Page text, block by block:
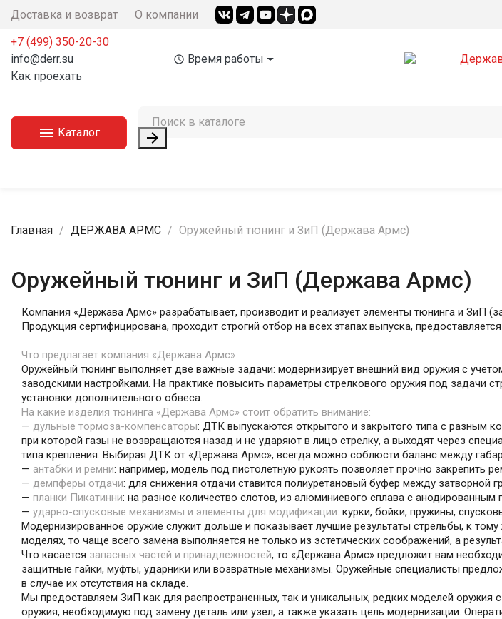
Доставка и возврат О компании
+7 (499) 350-20-30
info@derr.su
Как проехать
access_time Время работы
 Каталог 
Главная ДЕРЖАВА АРМС Оружейный тюнинг и ЗиП (Держава Армс)
Оружейный тюнинг и ЗиП (Держава Армс)
Компания «Держава Армс» разрабатывает, производит и реализует элементы тюнинга и ЗиП
Продукция сертифицирована, проходит строгий отбор на всех этапах выпуска,
Что предлагает компания «Держава Армс»
Оружейный тюнинг выполняет две важные задачи: модернизирует внешний вид оружия с
заводскими настройками. На практике повысить параметры стрелкового оружия под задачи
установки дополнительного обвеса.
На какие изделия тюнинга «Держава Армс» стоит обратить внимание:
— дульные тормоза-компенсаторы: ДТК выпускаются открытого и закрытого типа с разным
при которой газы не возвращаются назад и не ударяют в лицо стрелку, а выходят через
типа крепления. Выбирая ДТК от «Держава Армс», всегда можно соблюсти баланс между
— антабки и ремни: например, модель под пистолетную рукоять позволяет прочно закрепить
— демпферы отдачи: для снижения отдачи ставится полиуретановый буфер между затворной
— планки Пикатинни: на разное количество слотов, из алюминиевого сплава с
— ударно-спусковые механизмы и элементы для модификации: курки, бойки, пружины,
Модернизированное оружие служит дольше и показывает лучшие результаты стрельбы, к
моделях, то чаще всего замена выполняется не только из эстетических соображений, а
Что касается запасных частей и принадлежностей, то «Держава Армс» предложит вам
защитные гайки, муфты, ударники или возвратные механизмы. Оружейные специалисты
в случае их отсутствия на складе.
Мы предоставляем ЗиП как для распространенных, так и уникальных, редких моделей
оружия, необходимую под замену деталь или узел, а также указать цель модернизации.